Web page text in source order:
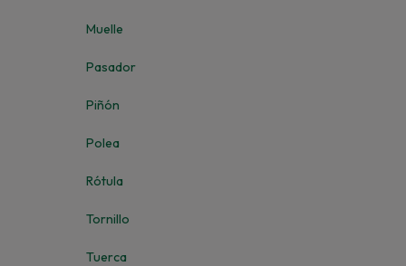
Muelle
Pasador
Piñón
Polea
Rótula
Tornillo
Tuerca